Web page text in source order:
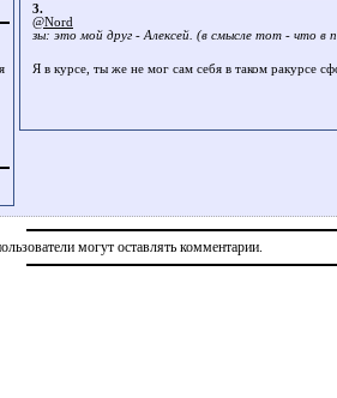
3.
@Nord
зы: это мой друг - Алексей. (в смысле тот - что в
Я в курсе, ты же не мог сам себя в таком ракурсе
могут оставлять комментарии.